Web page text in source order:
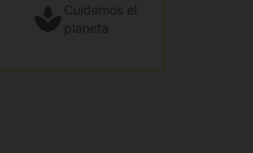
Cuidemos el
planeta